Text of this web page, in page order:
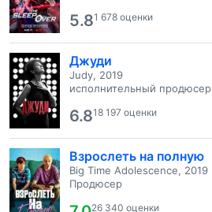
5.81 678 оценки
Джуди
Judy, 2019
исполнительный продюсер
6.818 197 оценки
Взрослеть на полную
Big Time Adolescence, 2019
Продюсер
26 340 оценки